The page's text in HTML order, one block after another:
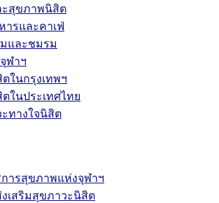
ะสุขภาพนิสิต
ารและคาเฟ่
และชมรม
ฬาฯ
ในกรุงเทพฯ
ในประเทศไทย
ทางใจนิสิต
ารสุขภาพแห่งจุฬาฯ
เสริมสุขภาวะนิสิต